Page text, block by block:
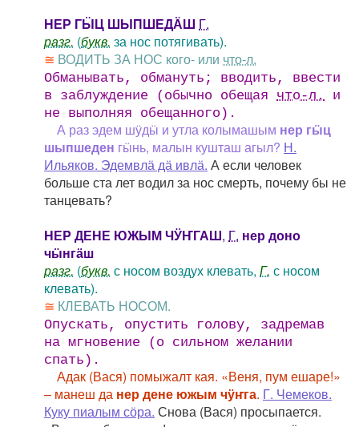
НЕР ГӸЦ ШЫПШЕДӒШ Г.
разг. (букв. за нос потягивать).
≅ ВОДИТЬ ЗА НОС кого- или что-л.
Обманывать, обмануть; вводить, ввести
в заблуждение (обычно обещая что-л. и
не выполняя обещанного).
А раз эдем шӱдӹ и утла колымашым нер гӹц
шыпшеден гӹнь, малын кушташ агыл? Н.
Ильяков. Эдемвлӓ дӓ ивлӓ. А если человек
больше ста лет водил за нос смерть, почему бы не
танцевать?
HЕP ДЕНЕ ЮЖЫМ ЧӰҤГАШ, Г. нер доно
чӹнгӓш
разг. (букв. с носом воздух клевать, Г. с носом
клевать).
≅ КЛЕВАТЬ НОСОМ.
Опускать, опустить голову, задремав
на мгновение (о сильном желании
спать).
Адак (Вася) помыжалт кая. «Веня, пум ешаре!»
– манеш да нер дене южым чӱҥга. Г. Чемеков.
Куку пиалым сӧра. Снова (Вася) просыпается.